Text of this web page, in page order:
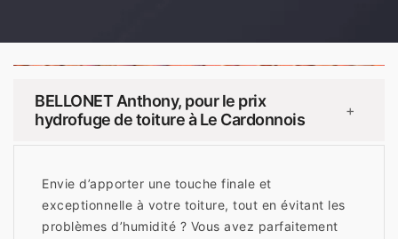
BELLONET Anthony, pour le prix
hydrofuge de toiture à Le Cardonnois
+
Envie d’apporter une touche finale et
exceptionnelle à votre toiture, tout en évitant les
problèmes d’humidité ? Vous avez parfaitement